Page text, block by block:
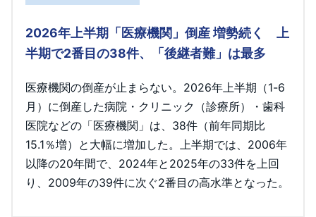
2026年上半期「医療機関」倒産 増勢続く 上
半期で2番目の38件、「後継者難」は最多
医療機関の倒産が止まらない。2026年上半期（1-6
月）に倒産した病院・クリニック（診療所）・歯科
医院などの「医療機関」は、38件（前年同期比
15.1％増）と大幅に増加した。上半期では、2006年
以降の20年間で、2024年と2025年の33件を上回
り、2009年の39件に次ぐ2番目の高水準となった。